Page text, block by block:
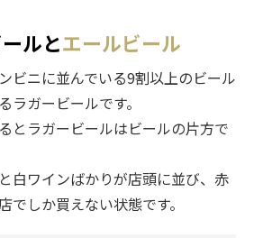
ルとエールビール
ビニに並んでいる9割以上のビール
ラガービールです。
とラガービールはビールの片方で
白ワインばかりが店頭に並び、赤
でしか買えない状態です。